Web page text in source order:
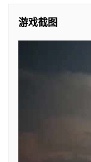
游戏截图